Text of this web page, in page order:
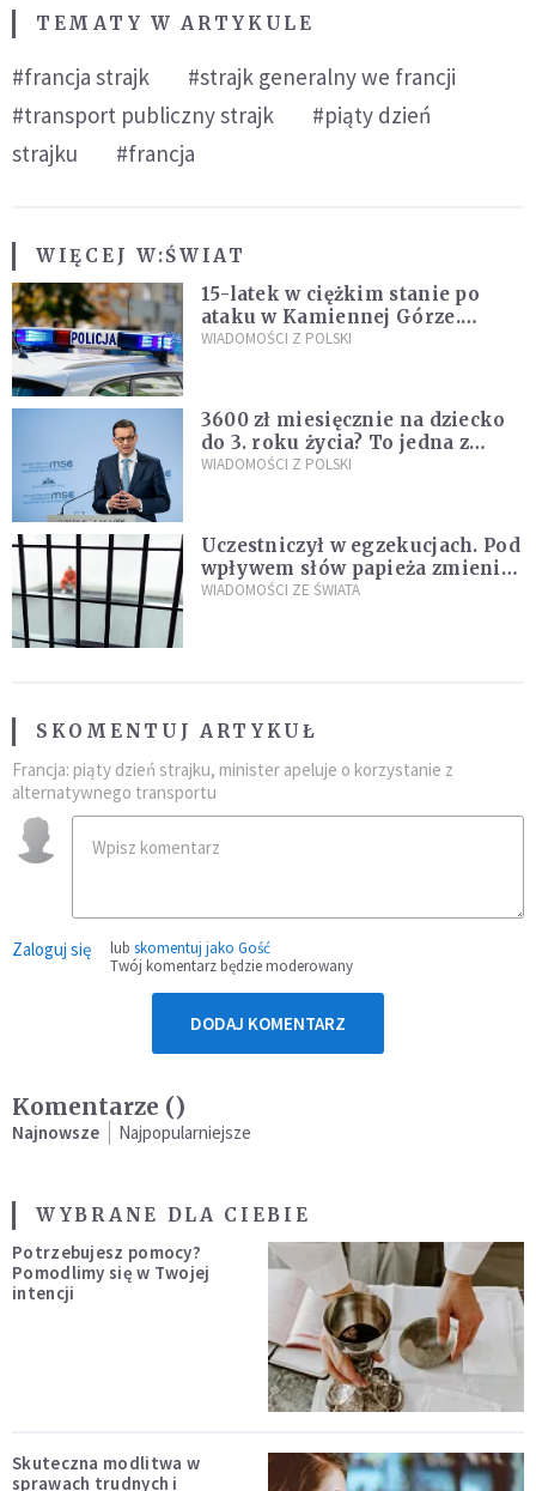
TEMATY W ARTYKULE
#francja strajk
#strajk generalny we francji
#transport publiczny strajk
#piąty dzień
strajku
#francja
WIĘCEJ W:ŚWIAT
15-latek w ciężkim stanie po
ataku w Kamiennej Górze.
Policja zatrzymała dwóch
WIADOMOŚCI Z POLSKI
3600 zł miesięcznie na dziecko
do 3. roku życia? To jedna z
propozycji programu "Rozwój
WIADOMOŚCI Z POLSKI
Uczestniczył w egzekucjach. Pod
wpływem słów papieża zmienił
zdanie
WIADOMOŚCI ZE ŚWIATA
SKOMENTUJ ARTYKUŁ
Francja: piąty dzień strajku, minister apeluje o korzystanie z
alternatywnego transportu
Zaloguj się lub skomentuj jako Gość
Twój komentarz będzie moderowany
DODAJ KOMENTARZ
Komentarze ()
Najnowsze Najpopularniejsze
WYBRANE DLA CIEBIE
Potrzebujesz pomocy?
Pomodlimy się w Twojej
intencji
Skuteczna modlitwa w
sprawach trudnych i